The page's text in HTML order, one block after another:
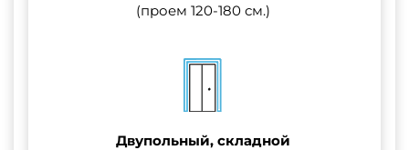
(проем 120-180 см.)
Двупольный, складной